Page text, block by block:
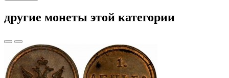
другие монеты этой категории